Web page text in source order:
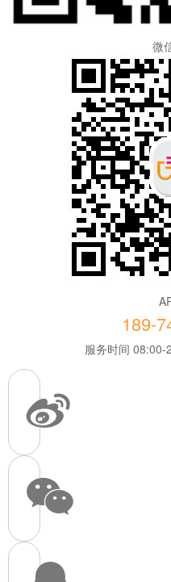
微
189-
服务时间 08:00-